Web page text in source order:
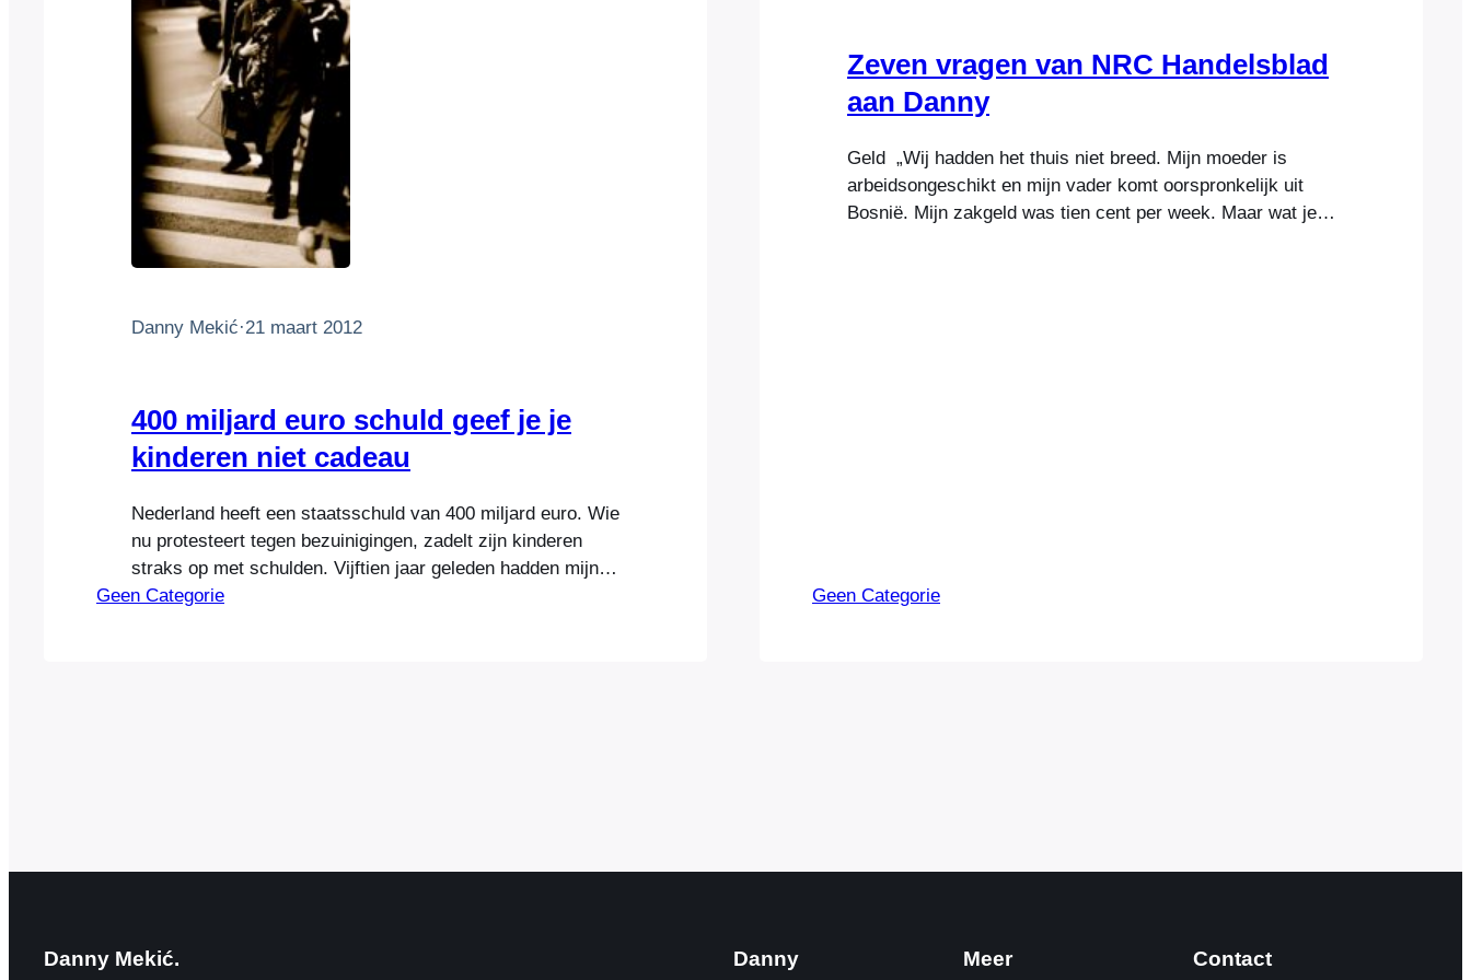
Danny Mekić·21 maart 2012
400 miljard euro schuld geef je je
kinderen niet cadeau
Nederland heeft een staatsschuld van 400 miljard euro. Wie
nu protesteert tegen bezuinigingen, zadelt zijn kinderen
straks op met schulden. Vijftien jaar geleden hadden mijn
ouders voor het eerst een gesprek over een financieel
Geen Categorie
Zeven vragen van NRC Handelsblad
aan Danny
Geld „Wij hadden het thuis niet breed. Mijn moeder is
arbeidsongeschikt en mijn vader komt oorspronkelijk uit
Bosnië. Mijn zakgeld was tien cent per week. Maar wat je
Geen Categorie
Danny Mekić. Danny Meer Contact